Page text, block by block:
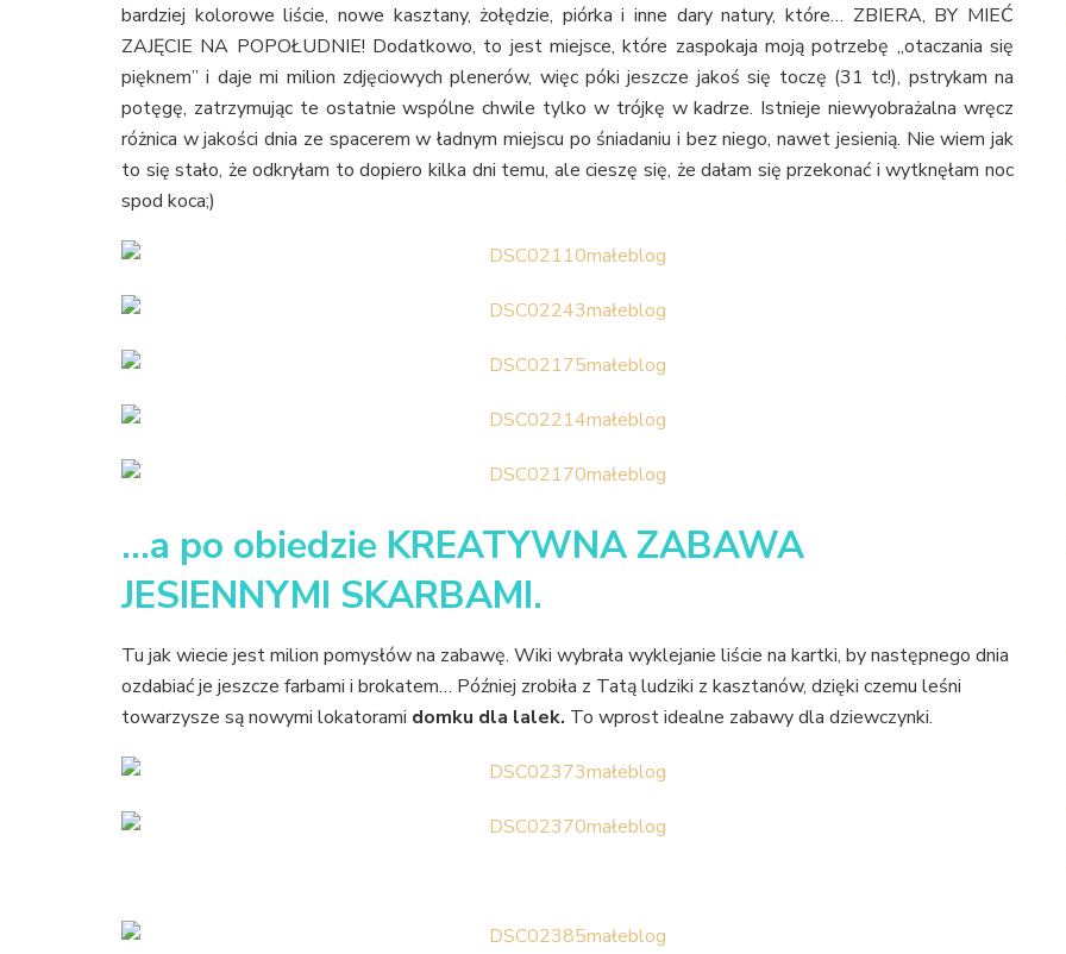
bardziej kolorowe liście, nowe kasztany, żołędzie, piórka i inne dary natury, które… ZBIERA, BY MIEĆ
ZAJĘCIE NA POPOŁUDNIE! Dodatkowo, to jest miejsce, które zaspokaja moją potrzebę „otaczania się
pięknem” i daje mi milion zdjęciowych plenerów, więc póki jeszcze jakoś się toczę (31 tc!), pstrykam na
potęgę, zatrzymując te ostatnie wspólne chwile tylko w trójkę w kadrze. Istnieje niewyobrażalna wręcz
różnica w jakości dnia ze spacerem w ładnym miejscu po śniadaniu i bez niego, nawet jesienią. Nie wiem jak
to się stało, że odkryłam to dopiero kilka dni temu, ale cieszę się, że dałam się przekonać i wytknęłam noc
spod koca;)
…a po obiedzie KREATYWNA ZABAWA
JESIENNYMI SKARBAMI.
Tu jak wiecie jest milion pomysłów na zabawę. Wiki wybrała wyklejanie liście na kartki, by następnego dnia
ozdabiać je jeszcze farbami i brokatem… Później zrobiła z Tatą ludziki z kasztanów, dzięki czemu leśni
towarzysze są nowymi lokatorami domku dla lalek. To wprost idealne zabawy dla dziewczynki.